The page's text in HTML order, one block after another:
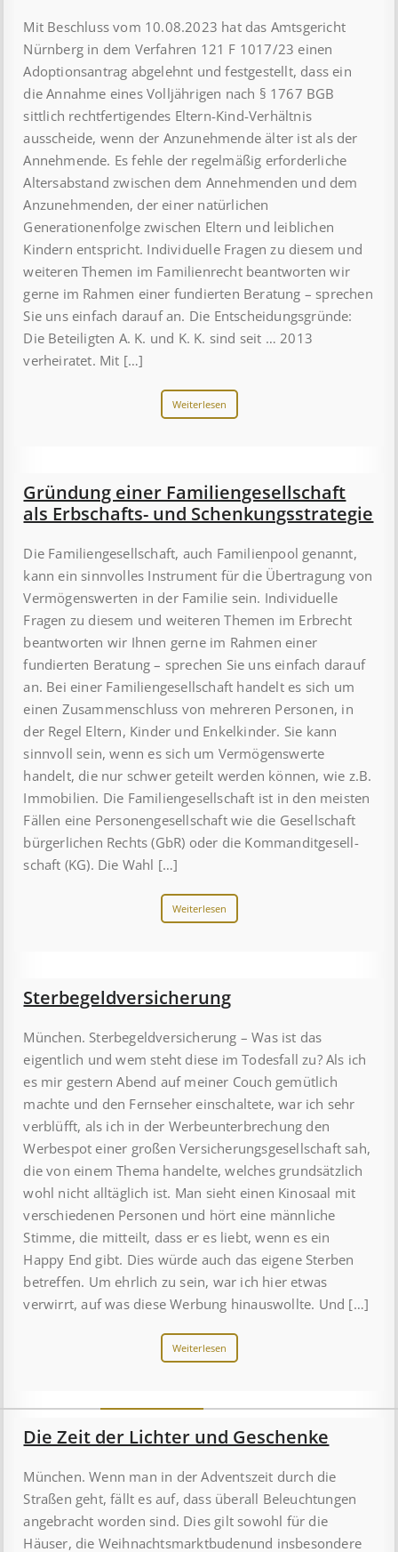
Mit Beschluss vom 10.08.2023 hat das Amtsgericht
Nürnberg in dem Verfahren 121 F 1017/23 einen
Adoptionsantrag abgelehnt und festgestellt, dass ein
die Annahme eines Volljährigen nach § 1767 BGB
sittlich rechtfertigendes Eltern-Kind-Verhältnis
ausscheide, wenn der Anzunehmende älter ist als der
Annehmende. Es fehle der regelmäßig erforderliche
Altersabstand zwischen dem Annehmenden und dem
Anzunehmenden, der einer natürlichen
Generationenfolge zwischen Eltern und leiblichen
Kindern entspricht. Individuelle Fragen zu diesem und
weiteren Themen im Familienrecht beantworten wir
gerne im Rahmen einer fundierten Beratung – sprechen
Sie uns einfach darauf an. Die Entscheidungsgründe:
Die Beteiligten A. K. und K. K. sind seit … 2013
verheiratet. Mit […]
Weiterlesen
Gründung einer Familiengesellschaft
als Erbschafts- und Schenkungsstrategie
Die Familiengesellschaft, auch Familienpool ge­nannt,
kann ein sinnvolles Instrument für die Über­tragung von
Vermögenswerten in der Familie sein. Individuelle
Fragen zu diesem und weiteren Themen im Erbrecht
beantworten wir Ihnen gerne im Rahmen einer
fundierten Beratung – sprechen Sie uns einfach darauf
an. Bei einer Familiengesellschaft handelt es sich um
einen Zu­sammenschluss von mehreren Personen, in
der Regel Eltern, Kinder und Enkelkinder. Sie kann
sinnvoll sein, wenn es sich um Vermögenswerte
handelt, die nur schwer geteilt werden können, wie z.B.
Immobilien. Die Familiengesellschaft ist in den meisten
Fällen eine Personengesellschaft wie die Ge­sell­schaft
bürgerlichen Rechts (GbR) oder die Kommandit­gesell­
schaft (KG). Die Wahl […]
Weiterlesen
Ster­be­geld­ver­sich­er­ung
München. Sterbegeldversicherung – Was ist das
eigentlich und wem steht diese im Todesfall zu? Als ich
es mir gestern Abend auf meiner Couch gemütlich
machte und den Fernseher einschaltete, war ich sehr
verblüfft, als ich in der Werbeunterbrechung den
Werbespot einer großen Versicherungsgesellschaft sah,
die von einem Thema handelte, welches grundsätzlich
wohl nicht alltäglich ist. Man sieht einen Kinosaal mit
verschiedenen Personen und hört eine männliche
Stimme, die mitteilt, dass er es liebt, wenn es ein
Happy End gibt. Dies würde auch das eigene Sterben
betreffen. Um ehrlich zu sein, war ich hier etwas
verwirrt, auf was diese Werbung hinauswollte. Und […]
Weiterlesen
Die Zeit der Lichter und Geschenke
München. Wenn man in der Adventszeit durch die
Straßen geht, fällt es auf, dass überall Beleuchtungen
angebracht worden sind. Dies gilt sowohl für die
Häuser, die Weihnachtsmarktbudenund insbesondere